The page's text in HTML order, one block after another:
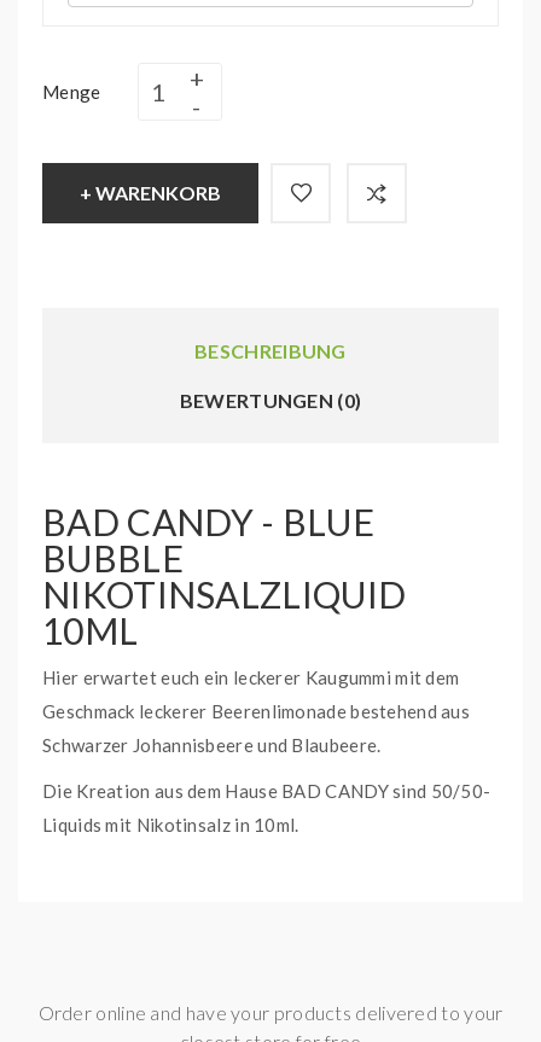
Menge
+ WARENKORB
BESCHREIBUNG
BEWERTUNGEN (0)
BAD CANDY - BLUE
BUBBLE
NIKOTINSALZLIQUID
10ML
Hier erwartet euch ein leckerer Kaugummi mit dem
Geschmack leckerer Beerenlimonade bestehend aus
Schwarzer Johannisbeere und Blaubeere.
Die Kreation aus dem Hause BAD CANDY sind 50/50-
Liquids mit Nikotinsalz in 10ml.
WAS IST NIKOTINSALZ?
Order online and have your products delivered to your